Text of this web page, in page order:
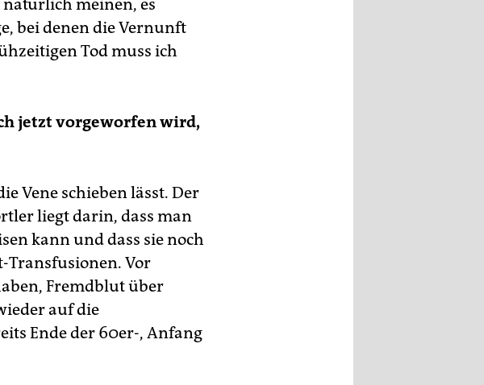
meinen, es
bei denen die Vernunft
Tod muss ich
jetzt vorgeworfen wird,
Vene schieben lässt. Der
liegt darin, dass man
kann und dass sie noch
Transfusionen. Vor
Fremdblut über
auf die
Ende der 60er-, Anfang